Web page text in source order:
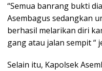
“Semua banrang bukti
Asembagus sedangkan
berhasil melarikan diri
gang atau jalan sempit “
Selain itu, Kapolsek